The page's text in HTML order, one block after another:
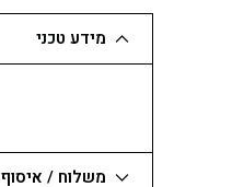
מידע טכני
משלוח / איסוף